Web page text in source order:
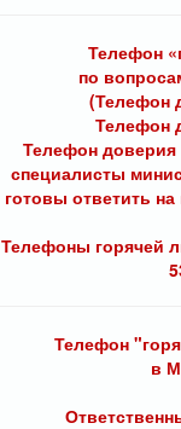
Телефон
по
(Телефон
Телефон
Телефон доверия
специалисты
готовы ответить
Телефоны горячей
Телефон
в